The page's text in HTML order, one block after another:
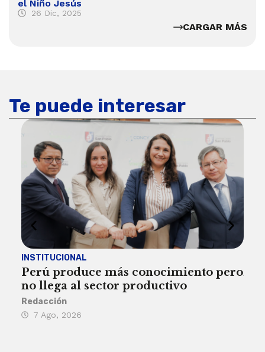
el Niño Jesús
26 Dic, 2025
CARGAR MÁS
Te puede interesar
INSTITUCIONAL
Perú produce más conocimiento pero
no llega al sector productivo
Redacción
7 Ago, 2026